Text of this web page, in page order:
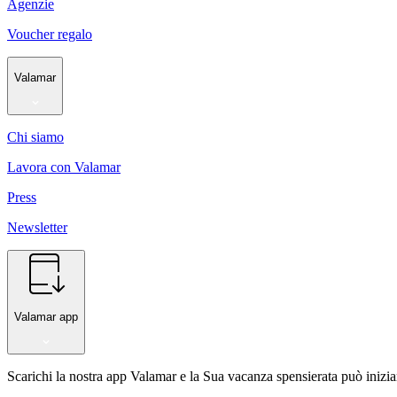
Agenzie
Voucher regalo
Valamar
Chi siamo
Lavora con Valamar
Press
Newsletter
Valamar app
Scarichi la nostra app Valamar e la Sua vacanza spensierata può